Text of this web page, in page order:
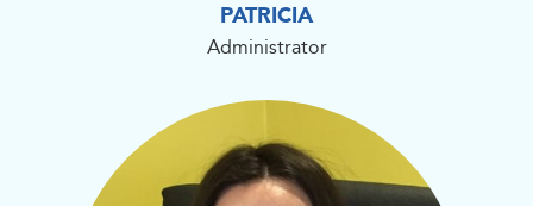
PATRICIA
Administrator